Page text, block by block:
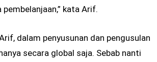
pembelanjaan,” kata Arif.
dalam penyusunan dan pengusulan
secara global saja. Sebab nanti